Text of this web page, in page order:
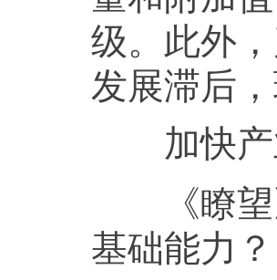
级。此外
发展滞后
加快产
《瞭望
基础能力？